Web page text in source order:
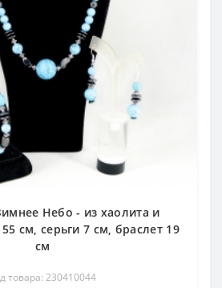
Небо - из хаолита и
см, серьги 7 см, браслет 19
см
товара: 230410044